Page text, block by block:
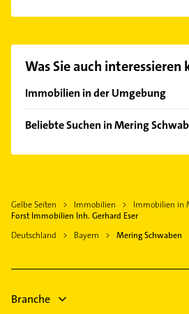
finden Sie alleKontaktdaten.
Was Sie auch interessieren
Immobilien in der Umgebung
Kissing
Königsbrunn bei Augsburg
Augsburg
Mammendorf
Odelzhausen
Untermeitingen
Beliebte Suchen in Mering
Bauunternehmen
Phoniatrie
Hausarzt
Gelbe Seiten Immobilien
Immobilien in
Forst Immobilien Inh. Gerhard Eser
Deutschland
Bayern Mering Schwaben
Branche